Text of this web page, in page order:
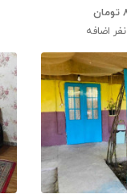
تومان